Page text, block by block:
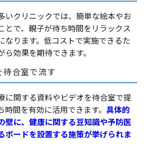
いクリニックでは、簡単な絵本やお
とで、親子が待ち時間をリラックス
なります。低コストで実施できるた
効果を期待できます。
合室で流す
に関する資料やビデオを待合室で提
間を有効に活用できます。 具体的
壁に、健康に関する豆知識や予防医
ボードを設置する施策が挙げられま